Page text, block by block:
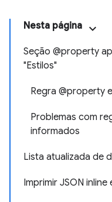
Nesta página
Seção @property
"Estilos"
Regra @property
Problemas com
informados
Lista atualizada de
Imprimir JSON